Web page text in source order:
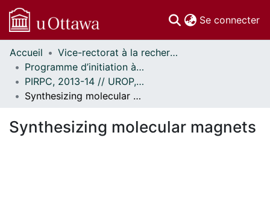
Se connecter
Communautés
et collections
Parcourir
Statistiques
À propos
Accueil
Vice-rectorat à la recherche // Office of the V-P, Research
Programme d’initiation à la recherche au premier cycle (PIRPC) // Undergraduate Research Opportunity Program (UROP)
PIRPC, 2013-14 // UROP, 2013-14
Synthesizing molecular magnets
Synthesizing molecular magnets